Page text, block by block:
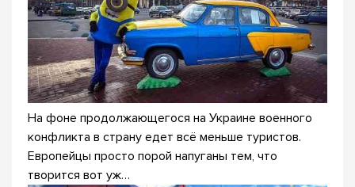
На фоне продолжающегося на Украине военного
конфликта в страну едет всё меньше туристов.
Европейцы просто порой напуганы тем, что
творится вот уж…